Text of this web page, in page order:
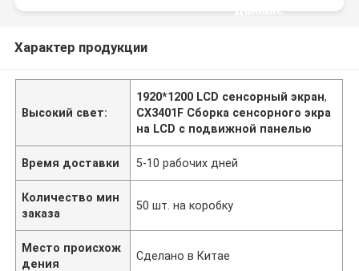
данные
Характер продукции
Высокий свет:
1920*1200 LCD сенсорный экран,
CX3401F Сборка сенсорного экра
на LCD с подвижной панелью
Время доставки 5-10 рабочих дней
Количество мин
заказа
50 шт. на коробку
Место происхож
дения
Сделано в Китае